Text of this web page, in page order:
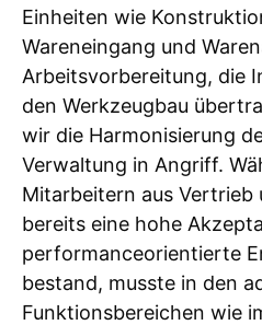
Einheiten wie
Wareneingang und
Arbeitsvorbereitung, die
den Werkzeugbau
wir die Harmonisierung
Verwaltung in Angriff.
Mitarbeitern aus Vertrieb
bereits eine hohe
performanceorientierte
bestand, musste in den
Funktionsbereichen wie